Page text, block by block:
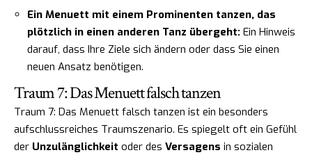
Ein Menuett mit einem Prominenten tanzen, das
plötzlich in einen anderen Tanz übergeht: Ein Hinweis
darauf, dass Ihre Ziele sich ändern oder dass Sie einen
neuen Ansatz benötigen.
Traum 7: Das Menuett falsch tanzen
Traum 7: Das Menuett falsch tanzen ist ein besonders
aufschlussreiches Traumszenario. Es spiegelt oft ein Gefühl
der Unzulänglichkeit oder des Versagens in sozialen